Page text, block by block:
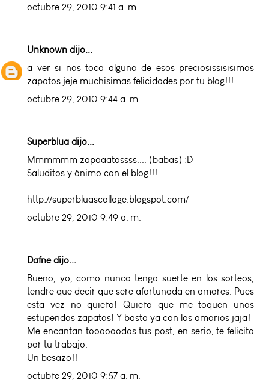
octubre 29, 2010 9:41 a. m.
Unknown dijo...
a ver si nos toca alguno de esos preciosissisisimos
zapatos jeje muchisimas felicidades por tu blog!!!
octubre 29, 2010 9:44 a. m.
Superblua dijo...
Mmmmmm zapaaatossss.... (babas) :D
Saluditos y ánimo con el blog!!!
http://superbluascollage.blogspot.com/
octubre 29, 2010 9:49 a. m.
Dafne dijo...
Bueno, yo, como nunca tengo suerte en los sorteos,
tendre que decir que sere afortunada en amores. Pues
esta vez no quiero! Quiero que me toquen unos
estupendos zapatos! Y basta ya con los amorios jaja!
Me encantan toooooodos tus post, en serio, te felicito
por tu trabajo.
Un besazo!!
octubre 29, 2010 9:57 a. m.